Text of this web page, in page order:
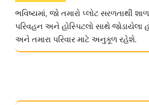
ભવિષ્યમાં, જો તમારો પ્લોટ સરળતાથી
પરિવહન અને હોસ્પિટલો સાથે જોડાયેલા
અને તમારા પરિવાર માટે અનુકૂળ રહેશે.